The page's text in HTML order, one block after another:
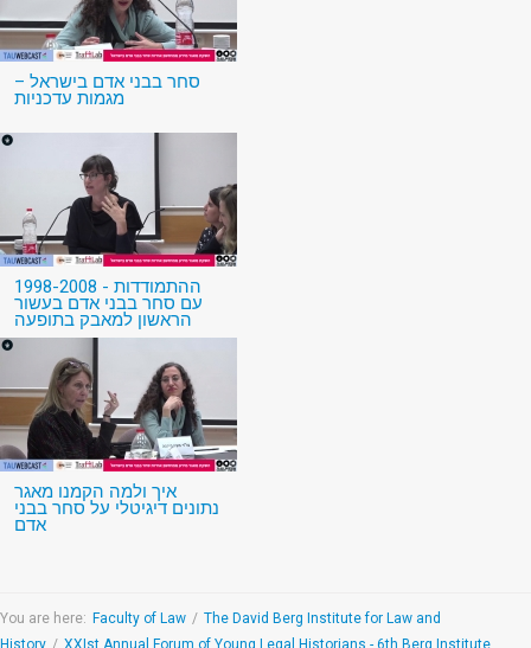
סחר בבני אדם בישראל –
מגמות עדכניות
1998-2008 - ההתמודדות
עם סחר בבני אדם בעשור
הראשון למאבק בתופעה
איך ולמה הקמנו מאגר
נתונים דיגיטלי על סחר בבני
אדם
You are here: Faculty of Law / The David Berg Institute for Law and
History / XXIst Annual Forum of Young Legal Historians - 6th Berg Institute